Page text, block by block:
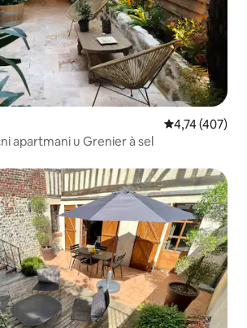
Prosječna
4,74 (407)
apartmani u Grenier à sel